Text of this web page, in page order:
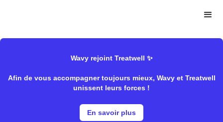
Wavy rejoint Treatwell ✨
Afin de vous accompagner toujours mieux, Wavy et Treatwell
unissent leurs forces !
En savoir plus
0/65 Violine Acajou